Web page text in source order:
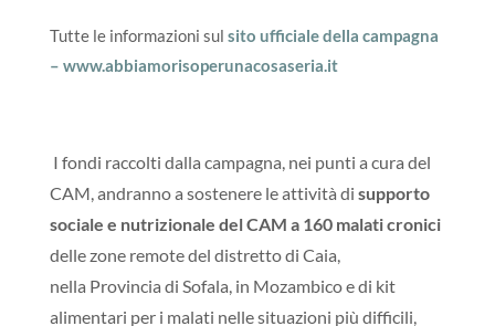
Tutte le informazioni sul sito ufficiale della campagna
– www.abbiamorisoperunacosaseria.it
I fondi raccolti dalla campagna, nei punti a cura del
CAM, andranno a sostenere le attività di supporto
sociale e nutrizionale del CAM a 160 malati cronici
delle zone remote del distretto di Caia,
nella Provincia di Sofala, in Mozambico edi kit
alimentari per i malati nelle situazioni più difficili,